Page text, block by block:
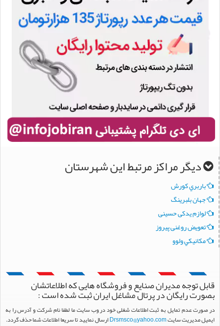
دیگر مراکز مرتبط این شهرستان
باربري کورش
جهان بلبرینگ
لوازم یدکی حسینی
تعویض روغنی پیروز
مكانيكي ولوو
قابل توجه مدیران صنایع و فروشگاه هایی که اطلاعاتشان
بصورت رایگان در پرتال مشاغل ایران ثبت شده است :
در صورت عدم تمایل به ثبت اطلاعات شغلی خود در وب سایت ما لطفا نام شرکت و آدرس را به
ایمیل مدیریت سایتDrsmsco@yahoo.comارسال نمایید تا سریعا اطلاعات شما حذف گردد.